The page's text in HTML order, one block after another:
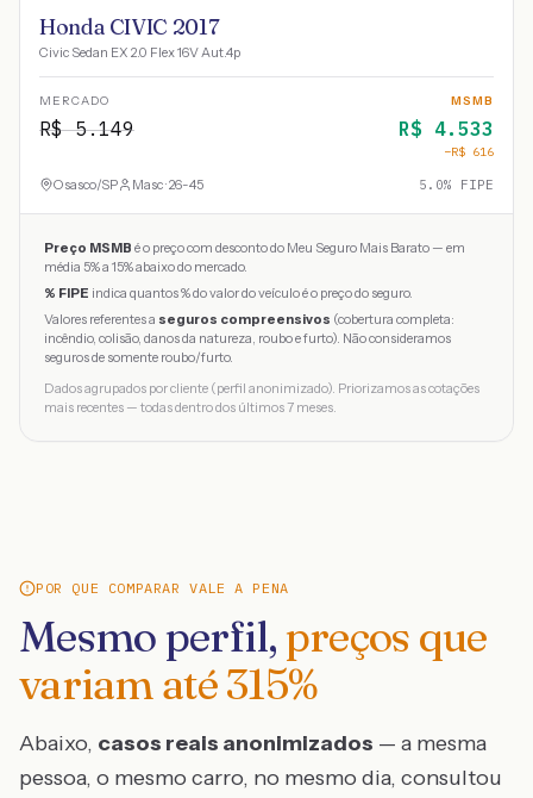
Honda CIVIC 2017
Civic Sedan EX 2.0 Flex 16V Aut.4p
MERCADO
R$5.149
MSMB
R$ 4.533
−R$ 616
Osasco/SP Masc · 26-45 5.0% FIPE
Preço MSMB é o preço com desconto do Meu Seguro Mais Barato — em
média 5% a 15% abaixo do mercado.
% FIPE indica quantos % do valor do veículo é o preço do seguro.
Valores referentes a seguros compreensivos (cobertura completa:
incêndio, colisão, danos da natureza, roubo e furto). Não consideramos
seguros de somente roubo/furto.
Dados agrupados por cliente (perfil anonimizado). Priorizamos as cotações
mais recentes — todas dentro dos últimos 7 meses.
POR QUE COMPARAR VALE A PENA
Mesmo perfil, preços que
variam até315%
Abaixo, casos reais anonimizados — a mesma
pessoa, o mesmo carro, no mesmo dia, consultou